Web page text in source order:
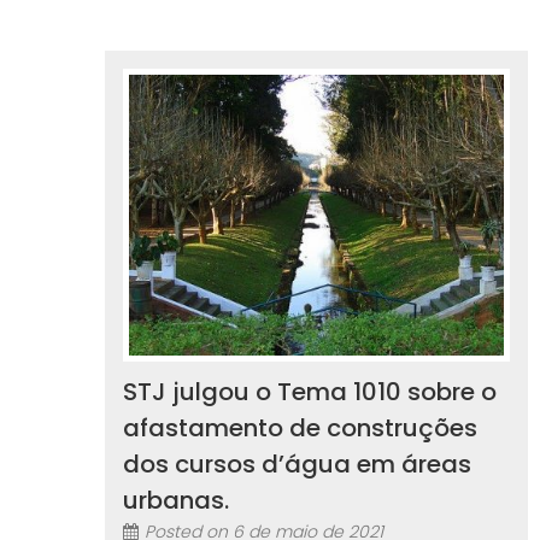
STJ julgou o Tema 1010 sobre o
afastamento de construções
dos cursos d’água em áreas
urbanas.
Posted on 6 de maio de 2021